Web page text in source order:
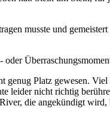
musste und
Platz gewesen.
leider nicht richtig
die angekündigt